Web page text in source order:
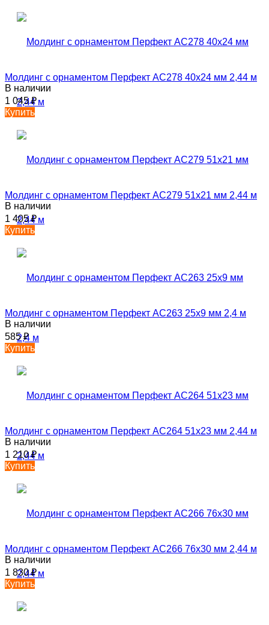
Молдинг с орнаментом Перфект AC278 40х24 мм 2,44 м
В наличии
1 045₽
Купить
Молдинг с орнаментом Перфект AC279 51х21 мм 2,44 м
В наличии
1 405₽
Купить
Молдинг с орнаментом Перфект AC263 25х9 мм 2,4 м
В наличии
585₽
Купить
Молдинг с орнаментом Перфект AC264 51х23 мм 2,44 м
В наличии
1 210₽
Купить
Молдинг с орнаментом Перфект AC266 76х30 мм 2,44 м
В наличии
1 830₽
Купить